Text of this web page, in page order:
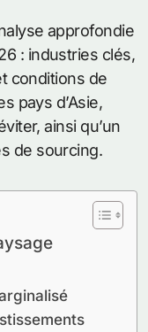
approfondie
: industries clés,
conditions de
pays d’Asie,
ainsi qu’un
de sourcing.